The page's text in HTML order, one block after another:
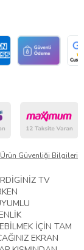
Ürün Güvenliği Bilgileri
TV
İÇİN TAM
EKRAN